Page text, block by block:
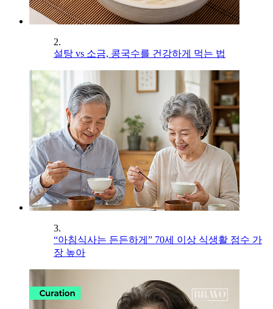
2.
설탕 vs 소금, 콩국수를 건강하게 먹는 법
3.
“아침식사는 든든하게” 70세 이상 식생활 점수 가
장 높아